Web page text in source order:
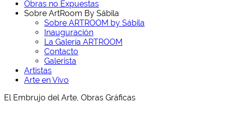
Obras no Expuestas
Sobre ArtRoom By Sábila
Sobre ARTROOM by Sábila
Inauguración
La Galería ARTROOM
Contacto
Galerista
Artistas
Arte en Vivo
El Embrujo del Arte, Obras Gráficas